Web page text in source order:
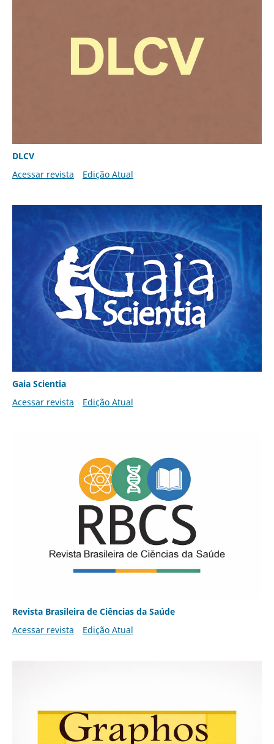
DLCV
Acessar revista
Edição Atual
Gaia Scientia
Acessar revista
Edição Atual
Revista Brasileira de Ciências da Saúde
Acessar revista
Edição Atual